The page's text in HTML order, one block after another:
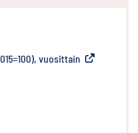
vuosittain Ulkoinen